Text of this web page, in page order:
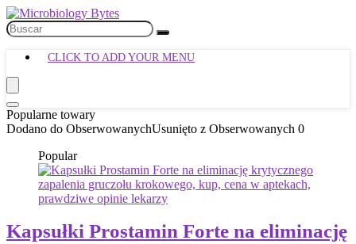
CLICK TO ADD YOUR MENU
Popularne towary
Dodano do ObserwowanychUsunięto z Obserwowanych 0
Popular
Kapsułki Prostamin Forte na eliminację